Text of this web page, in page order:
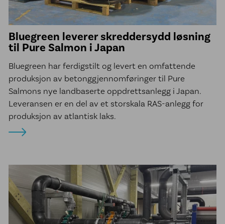
Bluegreen leverer skreddersydd løsning
til Pure Salmon i Japan
Bluegreen har ferdigstilt og levert en omfattende
produksjon av betonggjennomføringer til Pure
Salmons nye landbaserte oppdrettsanlegg i Japan.
Leveransen er en del av et storskala RAS-anlegg for
produksjon av atlantisk laks.